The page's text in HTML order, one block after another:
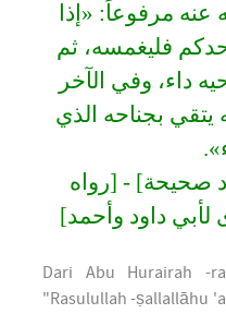
مرفوعاً: «إذا
فليغمسه، ثم
داء، وفي الآخر
يتقي بجناحه الذي
صحيحة] - [رواه
لأبي داود وأحمد]
Dari Abu Hurairah -
"Rasulullah -ṣallallāhu